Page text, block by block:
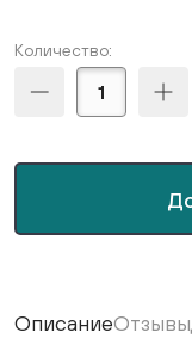
Количество:
ОписаниеОтзывы